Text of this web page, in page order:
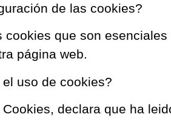
de las cookies?
que son
página web.
uso de cookies?
declara que ha